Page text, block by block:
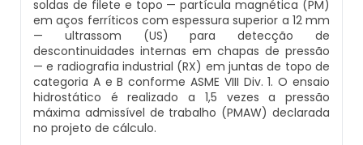
Caldeiras E Vasos De Pressão
Comprar Caldeira
Controle E Automação De Caldeiras
Inspeção Em Caldeiras Aquatubulares
Inspeção Inicial Em Caldeiras
Inspeção Nas Caldeiras
Montagem De Caldeiras A Lenha
Montagem De Caldeiras A Pellets
Montagem De Caldeiras De Aquecimento
Comprar Caldeira De Vapor
Distribuidor De Caldeira A Vapor
Empresa De Caldeira A Vapor
Onde Comprar Caldeira A Gás
Peças Para Caldeira A Gás
Queimador De Caldeira A Gás
soldas de filete e topo — partícula magnética (PM)
em aços ferríticos com espessura superior a 12 mm
— ultrassom (US) para detecção de
descontinuidades internas em chapas de pressão
— e radiografia industrial (RX) em juntas de topo de
categoria A e B conforme ASME VIII Div. 1. O ensaio
hidrostático é realizado a 1,5 vezes a pressão
máxima admissível de trabalho (PMAW) declarada
no projeto de cálculo.